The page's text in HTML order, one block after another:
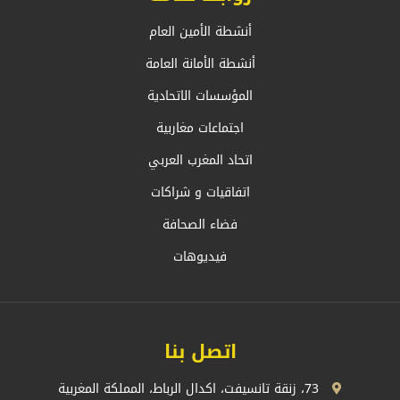
أنشطة الأمين العام
أنشطة الأمانة العامة
المؤسسات الاتحادية
اجتماعات مغاربية
اتحاد المغرب العربي
اتفاقيات و شراكات
فضاء الصحافة
فيديوهات
اتصل بنا